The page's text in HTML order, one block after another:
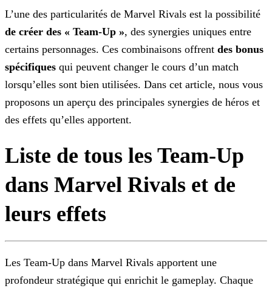
L’une des particularités de Marvel Rivals est la possibilité
de créer des « Team-Up », des synergies uniques entre
certains personnages. Ces combinaisons offrent des bonus
spécifiques qui peuvent changer le cours d’un match
lorsqu’elles sont bien utilisées. Dans cet article, nous vous
proposons un aperçu des principales synergies de héros et
des effets qu’elles apportent.
Liste de tous les Team-Up
dans Marvel Rivals et de
leurs effets
Les Team-Up dans Marvel Rivals apportent une
profondeur stratégique qui enrichit le gameplay. Chaque